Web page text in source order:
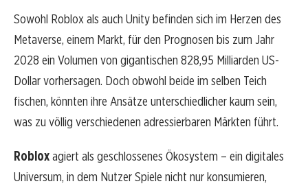
Sowohl Roblox als auch Unity befinden sich im Herzen des
Metaverse, einem Markt, für den Prognosen bis zum Jahr
2028 ein Volumen von gigantischen 828,95 Milliarden US-
Dollar vorhersagen. Doch obwohl beide im selben Teich
fischen, könnten ihre Ansätze unterschiedlicher kaum sein,
was zu völlig verschiedenen adressierbaren Märkten führt.
Robloxagiert als geschlossenes Ökosystem – ein digitales
Universum, in dem Nutzer Spiele nicht nur konsumieren,